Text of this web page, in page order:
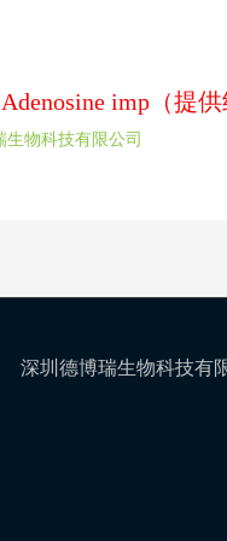
imp（提供
生物科技有限公司
深圳德博瑞生物科技